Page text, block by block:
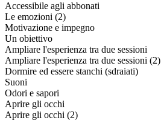
Accessibile agli abbonati
Le emozioni (2)
Motivazione e impegno
Un obiettivo
Ampliare l'esperienza tra due sessioni
Ampliare l'esperienza tra due sessioni (2)
Dormire ed essere stanchi (sdraiati)
Suoni
Odori e sapori
Aprire gli occhi
Aprire gli occhi (2)